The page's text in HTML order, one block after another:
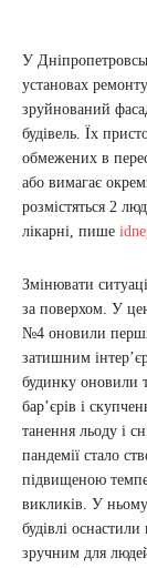
У
установах
зруйнований
будівель. Їх
обмежених в
або вимагає
розмістяться 2
лікарні, пише
Змінювати
за поверхом. У
№4 оновили
затишним
будинку оновили
бар’єрів і
танення льоду і
пандемії стало
підвищеною
викликів. У
будівлі
зручним для